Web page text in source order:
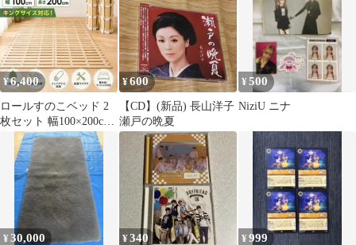
¥6,400
ロールすのこベッド 2
枚セット 幅100×200cm
キング対応
¥600
【CD】(新品) 長山洋子
瀬戸の晩夏
¥500
NiziU ニナ
¥30,000 ¥340 ¥999